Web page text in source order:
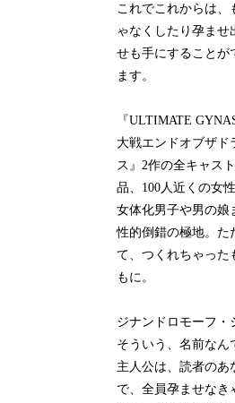
これでこれからは、
ゃなくしたり孕ませ
せも手にすることが
ます。
『ULTIMATE
大戦エンドオブザド
ス』2作の全キャス
品、100人近くの女
女体化男子や男の娘
性的倒錯の極地。た
て、つくれちゃった
もに。
ジナンドロモーフ・
そういう、名前なん
主人公は、読者のあ
で、全員孕ませなき